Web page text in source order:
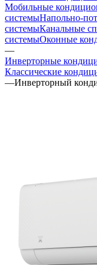
Мобильные
системыНапольно-
системыКанальные
системыОконные
—
Инверторные
Классические
—Инверторный